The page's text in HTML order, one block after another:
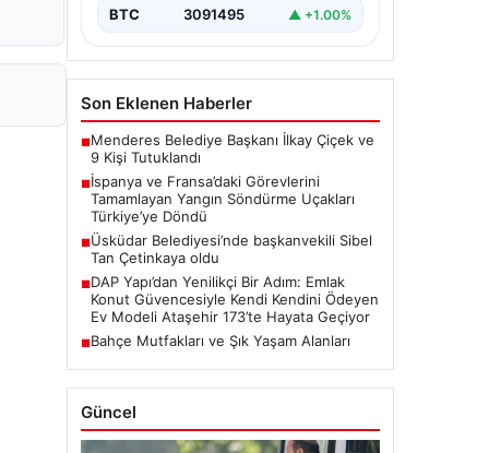
BTC 3091495 ▲ +1.00%
Son Eklenen Haberler
■Menderes Belediye Başkanı İlkay Çiçek ve
9 Kişi Tutuklandı
■İspanya ve Fransa’daki Görevlerini
Tamamlayan Yangın Söndürme Uçakları
Türkiye’ye Döndü
■Üsküdar Belediyesi’nde başkanvekili Sibel
Tan Çetinkaya oldu
■DAP Yapı’dan Yenilikçi Bir Adım: Emlak
Konut Güvencesiyle Kendi Kendini Ödeyen
Ev Modeli Ataşehir 173’te Hayata Geçiyor
■Bahçe Mutfakları ve Şık Yaşam Alanları
Güncel